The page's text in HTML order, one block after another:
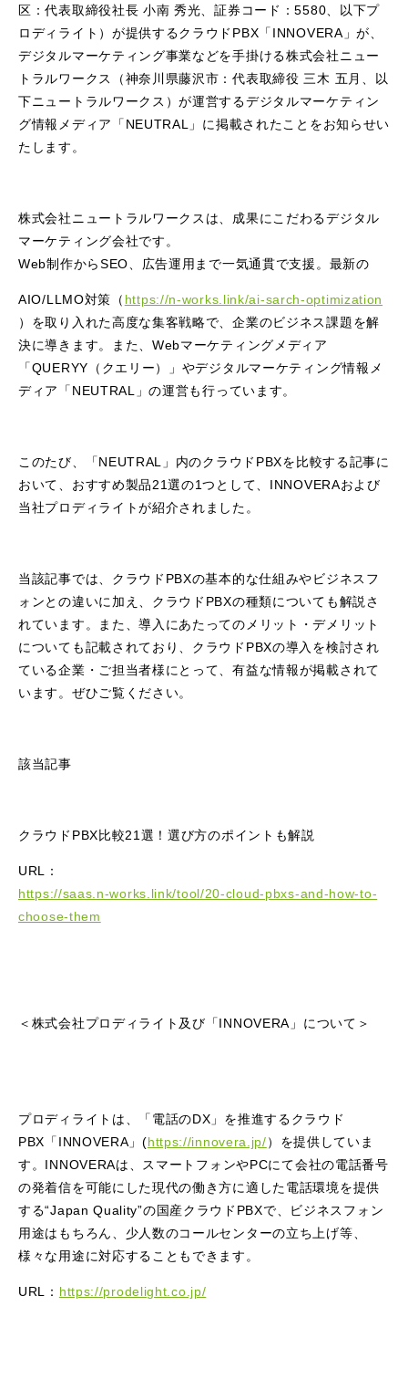
区：代表取締役社長 小南 秀光、証券コード：5580、以下プ
ロディライト）が提供するクラウドPBX「INNOVERA」が、
デジタルマーケティング事業などを手掛ける株式会社ニュー
トラルワークス（神奈川県藤沢市：代表取締役 三木 五月、以
下ニュートラルワークス）が運営するデジタルマーケティン
グ情報メディア「NEUTRAL」に掲載されたことをお知らせい
たします。
株式会社ニュートラルワークスは、成果にこだわるデジタル
マーケティング会社です。
Web制作からSEO、広告運用まで一気通貫で支援。最新の
AIO/LLMO対策（ https://n-works.link/ai-sarch-optimization
）を取り入れた高度な集客戦略で、企業のビジネス課題を解
決に導きます。また、Webマーケティングメディア
「QUERYY（クエリー）」やデジタルマーケティング情報メ
ディア「NEUTRAL」の運営も行っています。
このたび、「NEUTRAL」内のクラウドPBXを比較する記事に
おいて、おすすめ製品21選の1つとして、INNOVERAおよび
当社プロディライトが紹介されました。
当該記事では、クラウドPBXの基本的な仕組みやビジネスフ
ォンとの違いに加え、クラウドPBXの種類についても解説さ
れています。また、導入にあたってのメリット・デメリット
についても記載されており、クラウドPBXの導入を検討され
ている企業・ご担当者様にとって、有益な情報が掲載されて
います。ぜひご覧ください。
該当記事
クラウドPBX比較21選！選び方のポイントも解説
URL：
https://saas.n-works.link/tool/20-cloud-pbxs-and-how-to-
choose-them
＜株式会社プロディライト及び「INNOVERA」について＞
プロディライトは、「電話のDX」を推進するクラウド
PBX「INNOVERA」(https://innovera.jp/）を提供していま
す。INNOVERAは、スマートフォンやPCにて会社の電話番号
の発着信を可能にした現代の働き方に適した電話環境を提供
する“Japan Quality”の国産クラウドPBXで、ビジネスフォン
用途はもちろん、少人数のコールセンターの立ち上げ等、
様々な用途に対応することもできます。
URL： https://prodelight.co.jp/